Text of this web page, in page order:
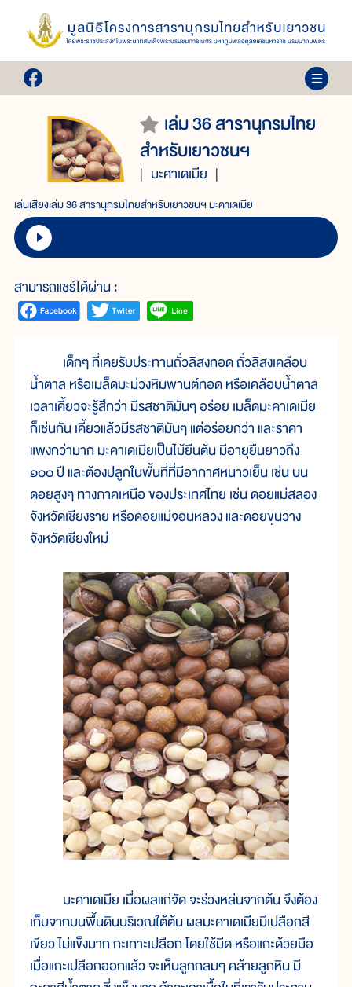
เล่ม 36 สารานุกรมไทย
สำหรับเยาวชนฯ
มะคาเดเมีย
เล่นเสียงเล่ม 36 สารานุกรมไทยสำหรับเยาวชนฯ มะคาเดเมีย
สามารถแชร์ได้ผ่าน :
เด็กๆ ที่เคยรับประทานถั่วลิสงทอด ถั่วลิสงเคลือบ
น้ำตาล หรือเมล็ดมะม่วงหิมพานต์ทอด หรือเคลือบน้ำตาล
เวลาเคี้ยวจะรู้สึกว่า มีรสชาติมันๆ อร่อย เมล็ดมะคาเดเมีย
ก็เช่นกัน เคี้ยวแล้วมีรสชาติมันๆ แต่อร่อยกว่า และราคา
แพงกว่ามาก มะคาเดเมียเป็นไม้ยืนต้น มีอายุยืนยาวถึง
๑๐๐ ปี และต้องปลูกในพื้นที่ที่มีอากาศหนาวเย็น เช่น บน
ดอยสูงๆ ทางภาคเหนือ ของประเทศไทย เช่น ดอยแม่สลอง
จังหวัดเชียงราย หรือดอยแม่จอนหลวง และดอยขุนวาง
จังหวัดเชียงใหม่
มะคาเดเมีย เมื่อผลแก่จัด จะร่วงหล่นจากต้น จึงต้อง
เก็บจากบนพื้นดินบริเวณใต้ต้น ผลมะคาเดเมียมีเปลือกสี
เขียว ไม่แข็งมาก กะเทาะเปลือก โดยใช้มีด หรือแกะด้วยมือ
เมื่อแกะเปลือกออกแล้ว จะเห็นลูกกลมๆ คล้ายลูกหิน มี